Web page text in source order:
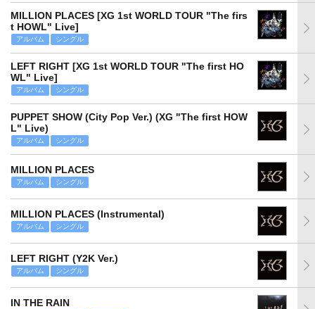
MILLION PLACES [XG 1st WORLD TOUR "The firs
t HOWL" Live]
アルバム シングル
LEFT RIGHT [XG 1st WORLD TOUR "The first HO
WL" Live]
アルバム シングル
PUPPET SHOW (City Pop Ver.) (XG "The first HOW
L" Live)
アルバム シングル
MILLION PLACES
アルバム シングル
MILLION PLACES (Instrumental)
アルバム シングル
LEFT RIGHT (Y2K Ver.)
アルバム シングル
IN THE RAIN